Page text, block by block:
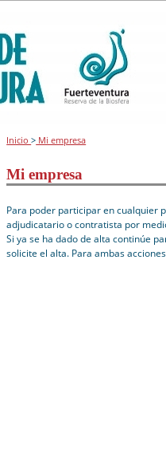
Inicio> Mi empresa
Mi empresa
Para poder participar en cualquier
adjudicatario o contratista por
Si ya se ha dado de alta continúe
solicite el alta. Para ambas